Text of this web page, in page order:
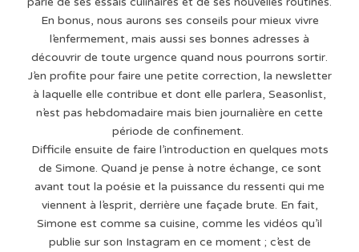
En bonus, nous aurons ses conseils pour mieux vivre
l’enfermement, mais aussi ses bonnes adresses à
découvrir de toute urgence quand nous pourrons sortir.
J’en profite pour faire une petite correction, la newsletter
à laquelle elle contribue et dont elle parlera, Seasonlist,
n’est pas hebdomadaire mais bien journalière en cette
période de confinement.
Difficile ensuite de faire l’introduction en quelques mots
de Simone. Quand je pense à notre échange, ce sont
avant tout la poésie et la puissance du ressenti qui me
viennent à l’esprit, derrière une façade brute. En fait,
Simone est comme sa cuisine, comme les vidéos qu’il
publie sur son Instagram en ce moment ; c’est de